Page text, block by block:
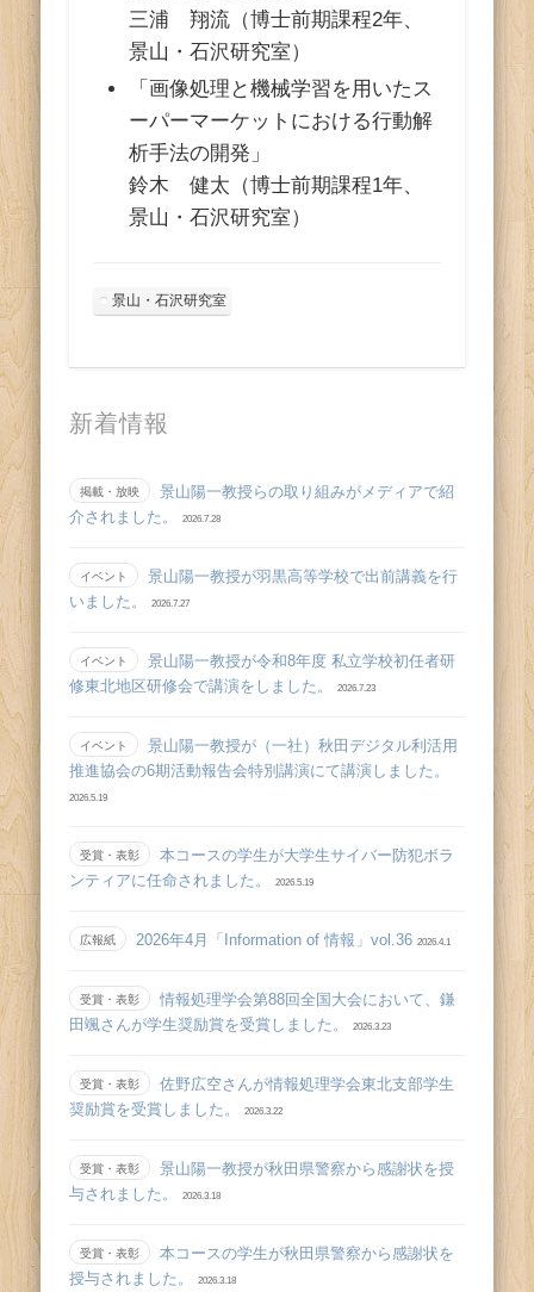
三浦 翔流（博士前期課程2年、
景山・石沢研究室）
「画像処理と機械学習を用いたス
ーパーマーケットにおける行動解
析手法の開発」
鈴木 健太（博士前期課程1年、
景山・石沢研究室）
景山・石沢研究室
新着情報
掲載・放映
景山陽一教授らの取り組みがメディアで紹
介されました。
2026.7.28
イベント
景山陽一教授が羽黒高等学校で出前講義を行
いました。
2026.7.27
イベント
景山陽一教授が令和8年度 私立学校初任者研
修東北地区研修会で講演をしました。
2026.7.23
イベント
景山陽一教授が（一社）秋田デジタル利活用
推進協会の6期活動報告会特別講演にて講演しました。
2026.5.19
受賞・表彰
本コースの学生が大学生サイバー防犯ボラ
ンティアに任命されました。
2026.5.19
広報紙 2026年4月「Information of 情報」vol.36 2026.4.1
受賞・表彰
情報処理学会第88回全国大会において、鎌
田颯さんが学生奨励賞を受賞しました。
2026.3.23
受賞・表彰
佐野広空さんが情報処理学会東北支部学生
奨励賞を受賞しました。
2026.3.22
受賞・表彰
景山陽一教授が秋田県警察から感謝状を授
与されました。
2026.3.18
受賞・表彰
本コースの学生が秋田県警察から感謝状を
授与されました。
2026.3.18